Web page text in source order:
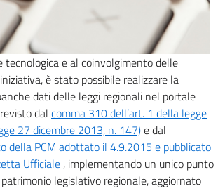
tecnologica e al coinvolgimento delle
è stato possibile realizzare la
dati delle leggi regionali nel portale
dal comma 310 dell’art. 1 della legge
27 dicembre 2013, n. 147)e dal
della PCM adottato il 4.9.2015 e pubblicato
Ufficiale , implementando un unico punto
legislativo regionale, aggiornato